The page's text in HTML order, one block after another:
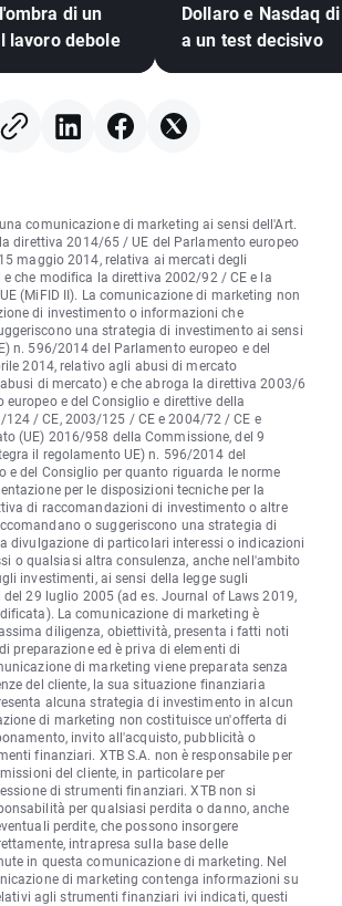
di un
lavoro debole
Dollaro e Nasdaq
a un test decisivo
comunicazione di marketing ai sensi dell'Art.
direttiva 2014/65 / UE del Parlamento europeo
maggio 2014, relativa ai mercati degli
che modifica la direttiva 2002/92 / CE e la
(MiFID II). La comunicazione di marketing non
di investimento o informazioni che
una strategia di investimento ai sensi
n. 596/2014 del Parlamento europeo e del
2014, relativo agli abusi di mercato
di mercato) e che abroga la direttiva 2003/6
europeo e del Consiglio e direttive della
/ CE, 2003/125 / CE e 2004/72 / CE e
(UE) 2016/958 della Commissione, del 9
il regolamento UE) n. 596/2014 del
e del Consiglio per quanto riguarda le norme
per le disposizioni tecniche per la
di raccomandazioni di investimento o altre
o suggeriscono una strategia di
divulgazione di particolari interessi o indicazioni
o qualsiasi altra consulenza, anche nell'ambito
investimenti, ai sensi della legge sugli
29 luglio 2005 (ad es. Journal of Laws 2019,
La comunicazione di marketing è
diligenza, obiettività, presenta i fatti noti
preparazione ed è priva di elementi di
di marketing viene preparata senza
del cliente, la sua situazione finanziaria
alcuna strategia di investimento in alcun
di marketing non costituisce un'offerta di
invito all'acquisto, pubblicità o
finanziari. XTB S.A. non è responsabile per
del cliente, in particolare per
di strumenti finanziari. XTB non si
per qualsiasi perdita o danno, anche
perdite, che possono insorgere
intrapresa sulla base delle
in questa comunicazione di marketing. Nel
di marketing contenga informazioni su
agli strumenti finanziari ivi indicati, questi